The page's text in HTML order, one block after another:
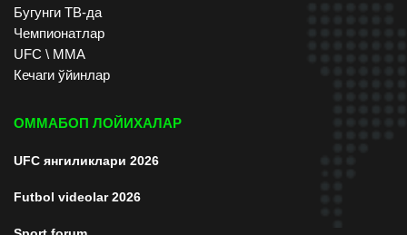
Бугунги ТВ-да
Чемпионатлар
UFC \ ММА
Кечаги ўйинлар
ОММАБОП ЛОЙИХАЛАР
UFC янгиликлари 2026
Futbol videolar 2026